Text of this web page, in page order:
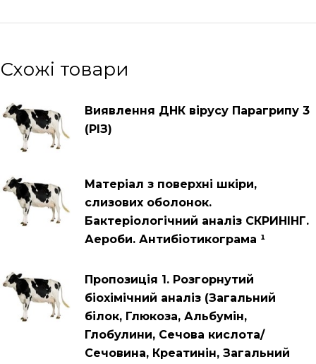
Схожі товари
Виявлення ДНК вірусу Парагрипу 3
(РІЗ)
Матеріал з поверхні шкіри,
слизових оболонок.
Бактеріологічний аналіз СКРИНІНГ.
Аероби. Антибіотикограма ¹
Пропозиція 1. Розгорнутий
біохімічний аналіз (Загальний
білок, Глюкоза, Альбумін,
Глобулини, Сечова кислота/
Сечовина, Креатинін, Загальний